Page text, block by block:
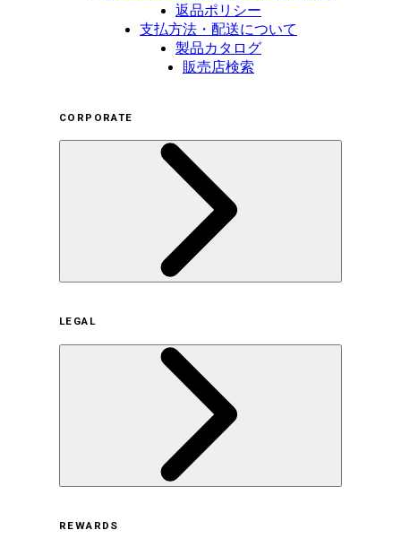
返品ポリシー
支払方法・配送について
製品カタログ
販売店検索
CORPORATE
サステナビリティの取り組み（日本）
サステナビリティの取り組み（米国/英語）
ヒストリー
採用情報
LEGAL
REWARDS